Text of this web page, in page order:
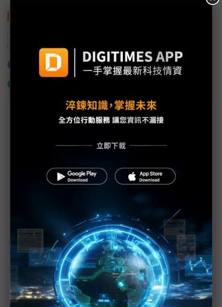
汽車產業
加入已選取到「關鍵字追蹤」
議題精選－台灣車市解凍仍遙遙無期？
國產車毛利恐斷崖式探底 供應鏈沙盤調整訂單比例
台美關稅喬不定 市場可能等不到進口車降價？
近７天熱門報導
MLCC訂單過熱、出貨比創高 村田示警全球AI基
建熱潮將趨緩